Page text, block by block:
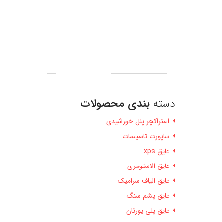
دسته بندی محصولات
استراکچر پنل خورشیدی
ساپورت تاسیسات
عایق xps
عایق الاستومری
عایق الیاف سرامیک
عایق پشم سنگ
عایق پلی یورتان